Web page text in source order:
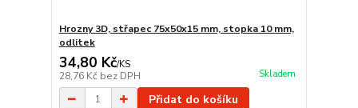
Hrozny 3D, střapec 75x50x15 mm, stopka 10 mm,
odlitek
34,80 Kč/KS
28,76 Kč bez DPH Skladem
Přidat do košíku